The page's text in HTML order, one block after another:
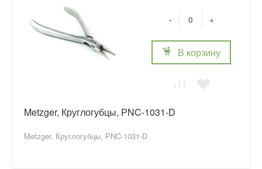
- +
В корзину
Metzger, Круглогубцы, РNC-1031-D
Metzger, Круглогубцы, РNC-1031-D